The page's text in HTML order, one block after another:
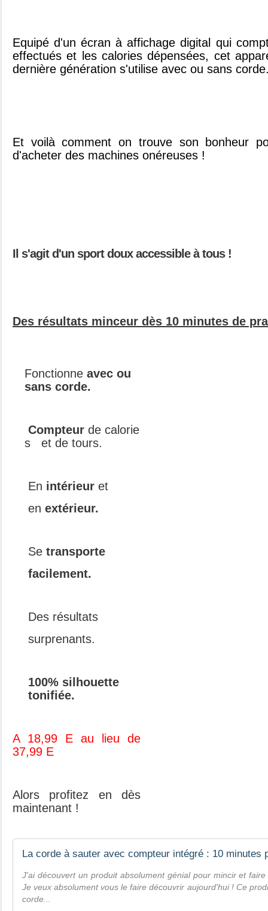
Equipé d'un écran à affichage digital qui
effectués et les calories dépensées, cet
dernière génération s'utilise avec ou sans
Et voilà comment on trouve son bonheur
d'acheter des machines onéreuses !
Il s'agit d'un sport doux accessible à tous !
Des résultats minceur dès 10 minutes de
Fonctionne avec ou
sans corde.
Compteur de calorie
s et de tours.
En intérieur et
en extérieur.
Se transporte
facilement.
Des résultats
surprenants.
100% silhouette
tonifiée.
A 18,99 E au lieu de
37,99 E
Alors profitez en dès
maintenant !
J'ai découvert un produit absolument génial pour mincir et
Je veux absolument vous le faire découvrir aujourd'hui ! Ce
corde...